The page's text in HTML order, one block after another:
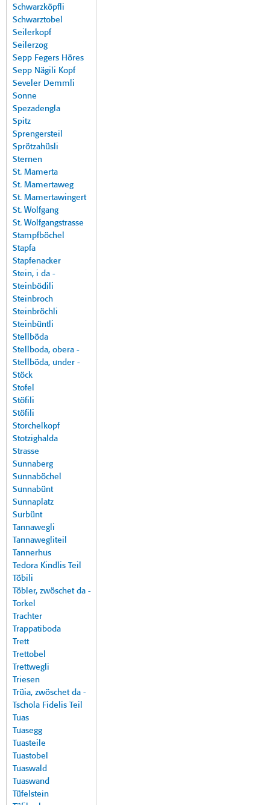
Schwarzköpfli
Schwarztobel
Seilerkopf
Seilerzog
Sepp Fegers Höres
Sepp Nägili Kopf
Seveler Demmli
Sonne
Spezadengla
Spitz
Sprengersteil
Sprötzahüsli
Sternen
St. Mamerta
St. Mamertaweg
St. Mamertawingert
St. Wolfgang
St. Wolfgangstrasse
Stampfböchel
Stapfa
Stapfenacker
Stein, i da -
Steinbödili
Steinbroch
Steinbröchli
Steinbüntli
Stellböda
Stellboda, obera -
Stellböda, under -
Stöck
Stofel
Stöfili
Stöfili
Storchelkopf
Stotzighalda
Strasse
Sunnaberg
Sunnaböchel
Sunnabünt
Sunnaplatz
Surbünt
Tannawegli
Tannawegliteil
Tannerhus
Tedora Kindlis Teil
Töbili
Töbler, zwöschet da -
Torkel
Trachter
Trappatiboda
Trett
Trettobel
Trettwegli
Triesen
Trüia, zwöschet da -
Tschola Fidelis Teil
Tuas
Tuasegg
Tuasteile
Tuastobel
Tuaswald
Tuaswand
Tüfelstein